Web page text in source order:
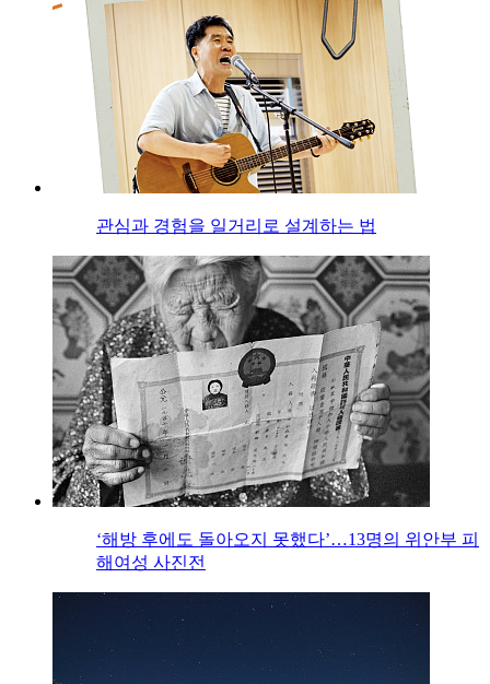
관심과 경험을 일거리로 설계하는 법
‘해방 후에도 돌아오지 못했다’…13명의 위안부 피
해여성 사진전